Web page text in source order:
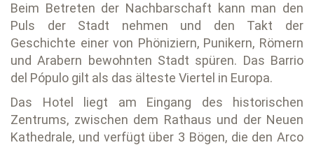
Beim Betreten der Nachbarschaft kann man den
Puls der Stadt nehmen und den Takt der
Geschichte einer von Phöniziern, Punikern, Römern
und Arabern bewohnten Stadt spüren. Das Barrio
del Pópulo gilt als das älteste Viertel in Europa.
Das Hotel liegt am Eingang des historischen
Zentrums, zwischen dem Rathaus und der Neuen
Kathedrale, und verfügt über 3 Bögen, die den Arco